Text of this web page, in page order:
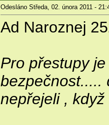
Odesláno Středa, 02. února 2011 -
Ad Naroznej
Pro přestupy
bezpečnost.....
nepřejeli ,